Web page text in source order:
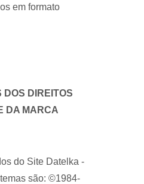
em formato
DIREITOS
DA MARCA
do Site Datelka -
são: ©1984-